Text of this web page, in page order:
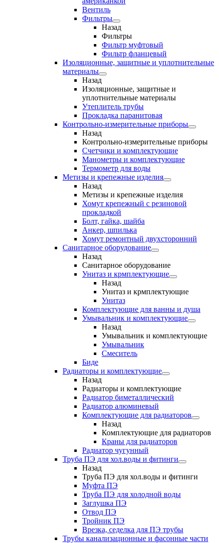
Вентиль
Фильтры
Назад
Фильтры
Фильтр муфтовый
Фильтр фланцевый
Изоляционные, защитные и уплотнительные
материалы
Назад
Изоляционные, защитные и
уплотнительные материалы
Утеплитель трубы
Прокладка паранитовая
Контрольно-измерительные приборы
Назад
Контрольно-измерительные приборы
Счетчики и комплектующие
Манометры и комплектующие
Термометр для воды
Метизы и крепежные изделия
Назад
Метизы и крепежные изделия
Хомут крепежный с резиновой
прокладкой
Болт, гайка, шайба
Анкер, шпилька
Хомут ремонтный двухсторонний
Санитарное оборудование
Назад
Санитарное оборудование
Унитаз и крмплектующие
Назад
Унитаз и крмплектующие
Унитаз
Комплектующие для ванны и душа
Умывальник и комплектующие
Назад
Умывальник и комплектующие
Умывальник
Смеситель
Биде
Радиаторы и комплектующие
Назад
Радиаторы и комплектующие
Радиатор биметаллический
Радиатор алюминевый
Комплектующие для радиаторов
Назад
Комплектующие для радиаторов
Краны для радиаторов
Радиатор чугунный
Труба ПЭ для хол.воды и фитинги
Назад
Труба ПЭ для хол.воды и фитинги
Муфта ПЭ
Труба ПЭ для холодной воды
Заглушка ПЭ
Отвод ПЭ
Тройник ПЭ
Врезка, седелка для ПЭ трубы
Трубы канализационные и фасонные части